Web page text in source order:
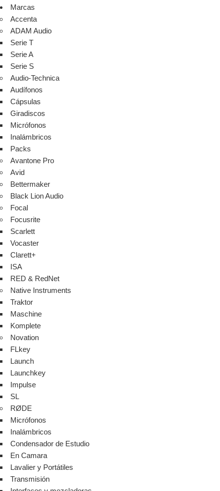
Marcas
Accenta
ADAM Audio
Serie T
Serie A
Serie S
Audio-Technica
Audífonos
Cápsulas
Giradiscos
Micrófonos
Inalámbricos
Packs
Avantone Pro
Avid
Bettermaker
Black Lion Audio
Focal
Focusrite
Scarlett
Vocaster
Clarett+
ISA
RED & RedNet
Native Instruments
Traktor
Maschine
Komplete
Novation
FLkey
Launch
Launchkey
Impulse
SL
RØDE
Micrófonos
Inalámbricos
Condensador de Estudio
En Camara
Lavalier y Portátiles
Transmisión